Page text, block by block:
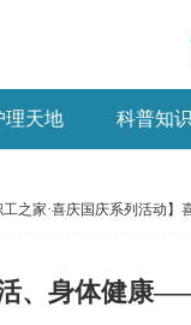
理天地 科普知识
工之家·喜庆国庆系列活动
、身体健康